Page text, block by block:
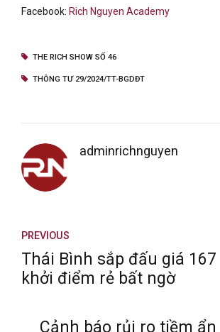
Facebook: Rich Nguyen Academy
THE RICH SHOW SỐ 46
THÔNG TƯ 29/2024/TT-BGDĐT
adminrichnguyen
PREVIOUS
Thái Bình sắp đấu giá
khởi điểm rẻ bất ngờ
Cảnh báo rủi ro tiềm